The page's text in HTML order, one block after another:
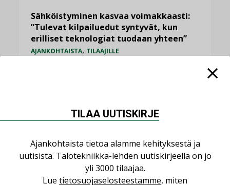
Sähköistyminen kasvaa voimakkaasti:
”Tulevat kilpailuedut syntyvät, kun
erilliset teknologiat tuodaan yhteen”
AJANKOHTAISTA, TILAAJILLE
TILAA UUTISKIRJE
Ajankohtaista tietoa alamme kehityksestä ja
uutisista. Talotekniikka-lehden uutiskirjeellä on jo
yli 3000 tilaajaa.
Lue tietosuojaselosteestamme, miten